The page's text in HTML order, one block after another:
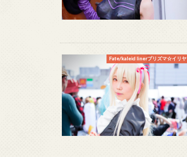
Fate/kaleid linerプリズマ☆イリヤ